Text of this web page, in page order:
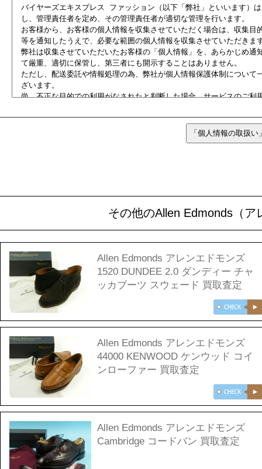
その他のAllen Edmonds（
Allen Edmonds アレンエドモンズ
1520 DUNDEE 2.0 ダンディー チャ
ッカブーツ スウェード 買取査定
Allen Edmonds アレンエドモンズ
44000 KENWOOD ケンウッド コイ
ンローファー 買取査定
Allen Edmonds アレンエドモンズ
Cambridge コードバン 買取査定